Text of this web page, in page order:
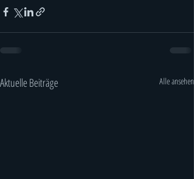
Aktuelle Beiträge Alle ansehen